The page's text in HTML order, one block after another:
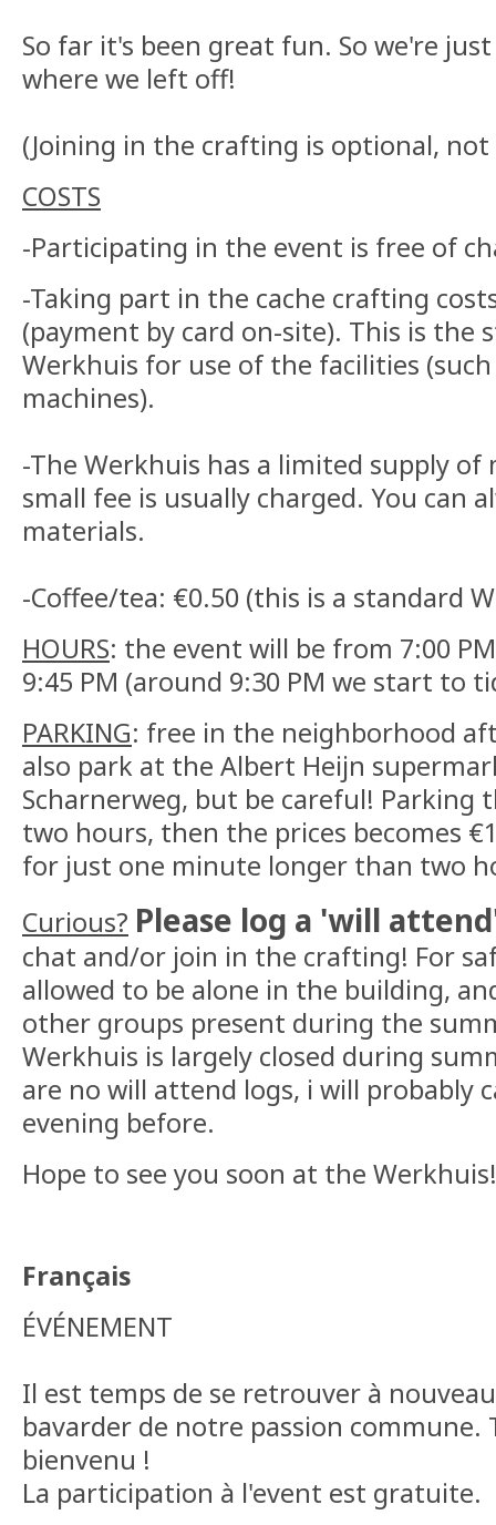
So far it's been great fun. So we're
where we left off!
(Joining in the crafting is optional,
COSTS
-Participating in the event is free of
-Taking part in the cache crafting
(payment by card on-site). This is the
Werkhuis for use of the facilities
machines).
-The Werkhuis has a limited supply
small fee is usually charged. You can
materials.
-Coffee/tea: €0.50 (this is a standard
HOURS: the event will be from 7:00
9:45 PM (around 9:30 PM we start to
PARKING: free in the neighborhood
also park at the Albert Heijn
Scharnerweg, but be careful! Parking
two hours, then the prices becomes
for just one minute longer than two
Curious? Please log a 'will
chat and/or join in the crafting! For
allowed to be alone in the building,
other groups present during the
Werkhuis is largely closed during
are no will attend logs, i will probably
evening before.
Hope to see you soon at the
Français
ÉVÉNEMENT
Il est temps de se retrouver à
bavarder de notre passion commune.
bienvenu !
La participation à l'event est gratuite.